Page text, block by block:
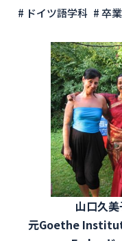
# ドイツ語学科 # 卒
山口久美
元Goethe